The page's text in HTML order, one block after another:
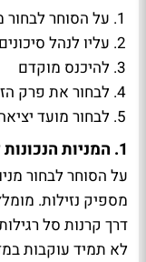
על הסוחר לבחור
עליו לנהל
להיכנס מוקדם
לבחור את פרק
לבחור מועד
1. המניות הנכונות למסחר מומנטום
על הסוחר לבחור
מספיק נזילות.
דרך קרנות סל
לא תמיד עוקבות